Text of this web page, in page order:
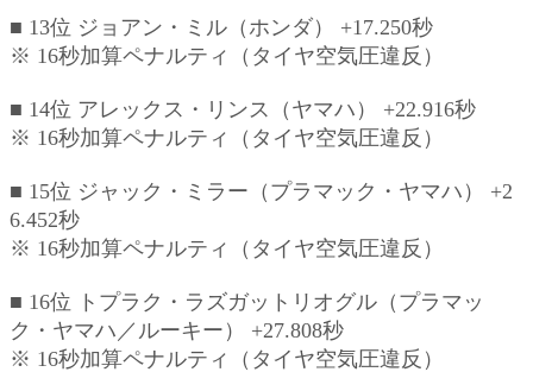
■ 13位 ジョアン・ミル（ホンダ） +17.250秒
※ 16秒加算ペナルティ（タイヤ空気圧違反）
■ 14位 アレックス・リンス（ヤマハ） +22.916秒
※ 16秒加算ペナルティ（タイヤ空気圧違反）
■ 15位 ジャック・ミラー（プラマック・ヤマハ） +2
6.452秒
※ 16秒加算ペナルティ（タイヤ空気圧違反）
■ 16位 トプラク・ラズガットリオグル（プラマッ
ク・ヤマハ／ルーキー） +27.808秒
※ 16秒加算ペナルティ（タイヤ空気圧違反）